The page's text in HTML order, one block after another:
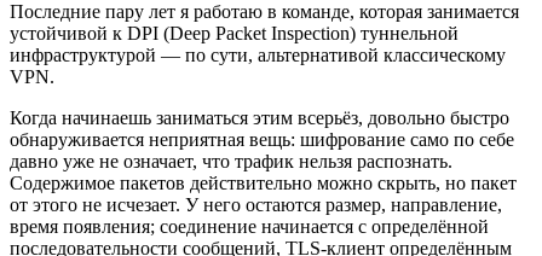
Последние пару лет я работаю в команде, которая занимается
устойчивой к DPI (Deep Packet Inspection) туннельной
инфраструктурой — по сути, альтернативой классическому
VPN.
Когда начинаешь заниматься этим всерьёз, довольно быстро
обнаруживается неприятная вещь: шифрование само по себе
давно уже не означает, что трафик нельзя распознать.
Содержимое пакетов действительно можно скрыть, но пакет
от этого не исчезает. У него остаются размер, направление,
время появления; соединение начинается с определённой
последовательности сообщений, TLS-клиент определённым